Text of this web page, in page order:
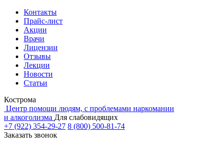
Контакты
Прайс-лист
Акции
Врачи
Лицензии
Отзывы
Лекции
Новости
Статьи
Кострома
Центр помощи людям, с проблемами наркомании
и алкоголизма Для слабовидящих
+7 (922) 354-29-27 8 (800) 500-81-74
Заказать звонок